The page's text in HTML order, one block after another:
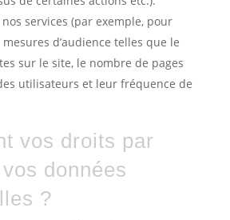
services (par exemple, pour
d’audience telles que le
sur le site, le nombre de pages
utilisateurs et leur fréquence de
vos droits par
données
?